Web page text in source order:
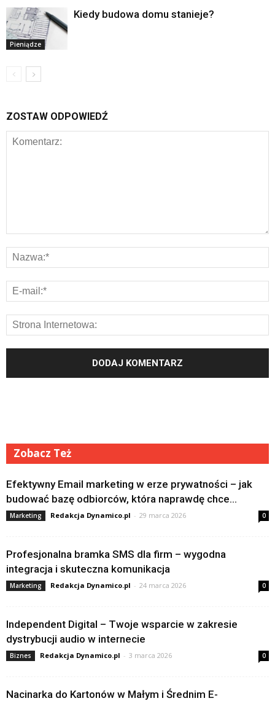
Pieniądze
Kiedy budowa domu stanieje?
ZOSTAW ODPOWIEDŹ
Zobacz Też
Efektywny Email marketing w erze prywatności – jak
budować bazę odbiorców, która naprawdę chce...
Marketing Redakcja Dynamico.pl - 29 marca 2026 0
Profesjonalna bramka SMS dla firm – wygodna
integracja i skuteczna komunikacja
Marketing Redakcja Dynamico.pl - 24 marca 2026 0
Independent Digital – Twoje wsparcie w zakresie
dystrybucji audio w internecie
Biznes Redakcja Dynamico.pl - 3 marca 2026 0
Nacinarka do Kartonów w Małym i Średnim E-